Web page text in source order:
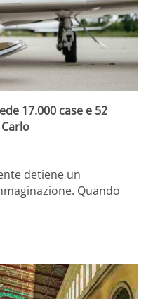
17.000 case e 52
detiene un
Quando